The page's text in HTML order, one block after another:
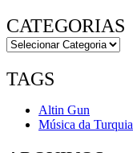
CATEGORIAS
TAGS
Altin Gun
Música da Turquia